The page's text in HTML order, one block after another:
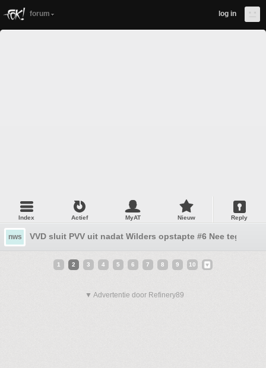
forum log in
Index Actief MyAT Nieuw Reply
nws VVD sluit PVV uit nadat Wilders opstapte #6 Nee tegen de
1 2 3 4 5 6 7 8 9 10
▼ Advertentie door Refinery89